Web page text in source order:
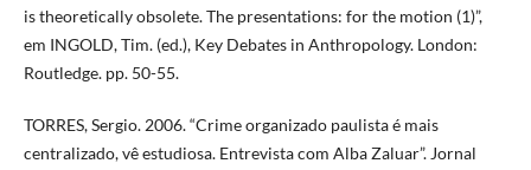
is theoretically obsolete. The presentations: for the motion (1)”,
em INGOLD, Tim. (ed.), Key Debates in Anthropology. London:
Routledge. pp. 50-55.
TORRES, Sergio. 2006. “Crime organizado paulista é mais
centralizado, vê estudiosa. Entrevista com Alba Zaluar”. Jornal